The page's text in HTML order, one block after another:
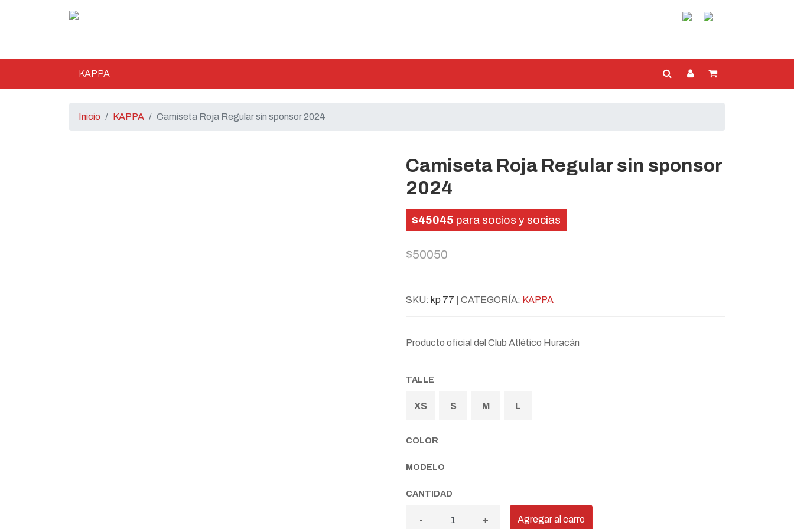
KAPPA
Inicio KAPPA Camiseta Roja Regular sin sponsor 2024
Camiseta Roja Regular sin sponsor
2024
$45045 para socios y socias
$50050
SKU: kp 77 | CATEGORÍA: KAPPA
Producto oficial del Club Atlético Huracán
TALLE
XS S M L
COLOR
MODELO
CANTIDAD
- + Agregar al carro